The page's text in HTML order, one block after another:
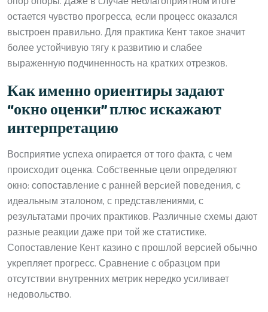
остается чувство прогресса, если процесс оказался
выстроен правильно. Для практика Кент такое значит
более устойчивую тягу к развитию и слабее
выраженную подчиненность на кратких отрезков.
Как именно ориентиры задают
“окно оценки” плюс искажают
интерпретацию
Восприятие успеха опирается от того факта, с чем
происходит оценка. Собственные цели определяют
окно: сопоставление с ранней верcией поведения, с
идеальным эталоном, с представлениями, с
результатами прочих практиков. Различные схемы дают
разные реакции даже при той же статистике.
Сопоставление Кент казино с прошлой версией обычно
укрепляет прогресс. Сравнение с образцом при
отсутствии внутренних метрик нередко усиливает
недовольство.